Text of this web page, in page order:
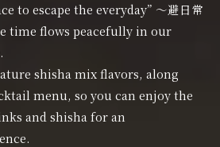
to escape the everyday” 〜避日常
time flows peacefully in our
shisha mix flavors, along
menu, so you can enjoy the
and shisha for an